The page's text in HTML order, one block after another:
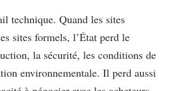
technique. Quand les sites
sites formels, l’État perd le
la sécurité, les conditions de
environnementale. Il perd aussi